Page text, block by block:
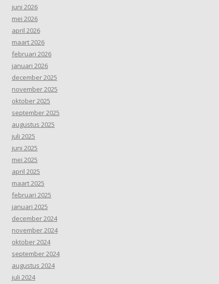
juni 2026
mei 2026
april 2026
maart 2026
februari 2026
januari 2026
december 2025
november 2025
oktober 2025
september 2025
augustus 2025
juli 2025
juni 2025
mei 2025
april 2025
maart 2025
februari 2025
januari 2025
december 2024
november 2024
oktober 2024
september 2024
augustus 2024
juli 2024